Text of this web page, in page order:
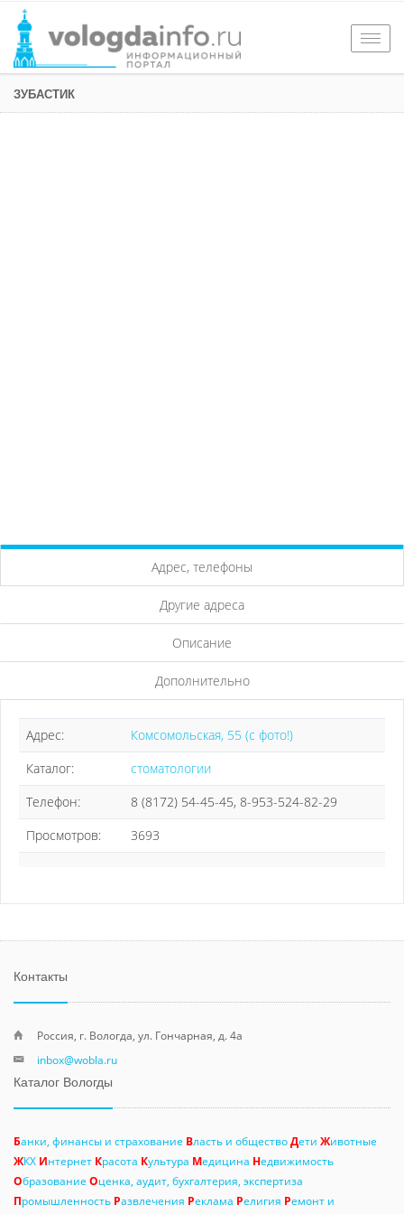
ЗУБАСТИК
Адрес, телефоны
Другие адреса
Описание
Дополнительно
Адрес:
Комсомольская, 55 (с фото!)
Каталог:
стоматологии
Телефон:
8 (8172) 54-45-45, 8-953-524-82-29
Просмотров:
3693
Контакты
Россия, г. Вологда, ул. Гончарная, д. 4а
inbox@wobla.ru
Каталог Вологды
Банки, финансы и страхование Власть и обществоДети Животные
ЖКХ Интернет Красота Культура Медицина Недвижимость
Образование Оценка, аудит, бухгалтерия, экспертиза
Промышленность Развлечения Реклама Религия Ремонт и